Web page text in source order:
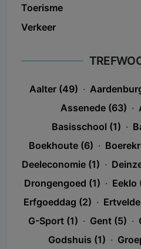
Toerisme
Verkeer
Aalter (49) ·
Assenede (63) ·
Basisschool (1) ·
Boekhoute (6) ·
Deeleconomie (1) ·
Drongengoed (1) · Eeklo
Erfgoeddag (2) ·
G-Sport (1) · Gent (5) ·
Godshuis (1) ·